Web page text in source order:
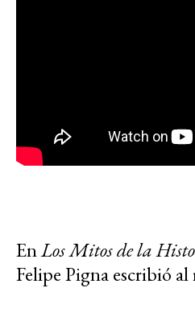
EnLos Mitos de la
Felipe Pigna escribió al